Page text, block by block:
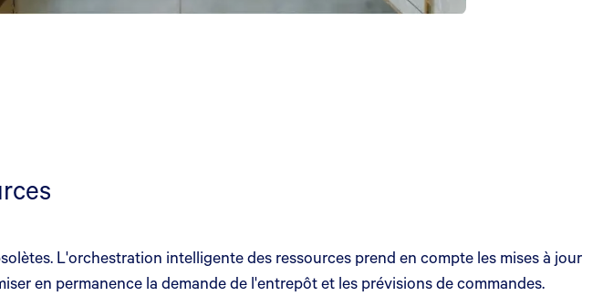
L'orchestration intelligente des ressources prend en compte les mises à jour
en permanence la demande de l'entrepôt et les prévisions de commandes.